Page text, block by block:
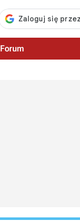
Forum